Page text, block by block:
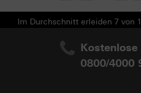
Im Durchschnitt erleiden 7 von
0800/4000